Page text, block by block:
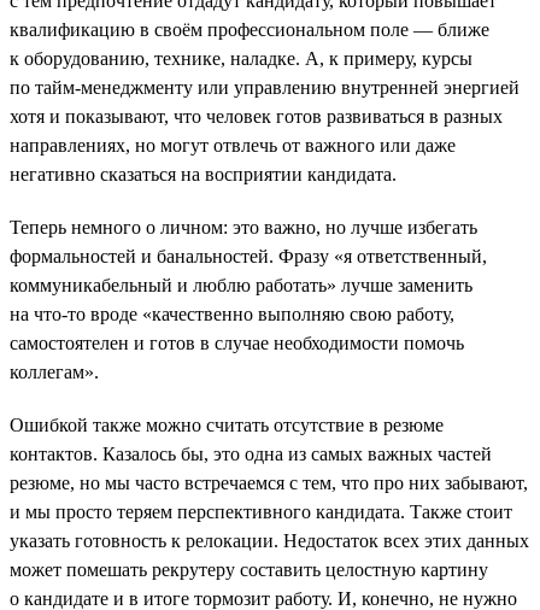
квалификацию в своём профессиональном поле — ближе
к оборудованию, технике, наладке. А, к примеру, курсы
по тайм-менеджменту или управлению внутренней энергией
хотя и показывают, что человек готов развиваться в разных
направлениях, но могут отвлечь от важного или даже
негативно сказаться на восприятии кандидата.
Теперь немного о личном: это важно, но лучше избегать
формальностей и банальностей. Фразу «я ответственный,
коммуникабельный и люблю работать» лучше заменить
на что-то вроде «качественно выполняю свою работу,
самостоятелен и готов в случае необходимости помочь
коллегам».
Ошибкой также можно считать отсутствие в резюме
контактов. Казалось бы, это одна из самых важных частей
резюме, но мы часто встречаемся с тем, что про них забывают,
и мы просто теряем перспективного кандидата. Также стоит
указать готовность к релокации. Недостаток всех этих данных
может помешать рекрутеру составить целостную картину
о кандидате и в итоге тормозит работу. И, конечно, не нужно